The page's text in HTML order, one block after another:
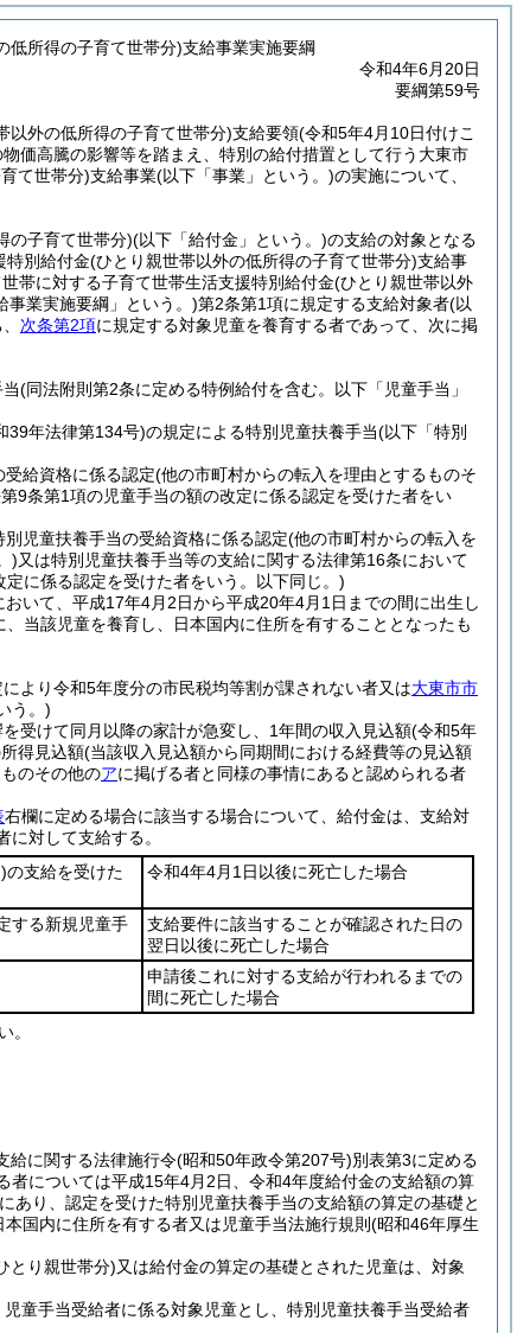
所得の子育て世帯分)支給事業実施要綱
令和4年6月20日
要綱第59号
以外の低所得の子育て世帯分)支給要領(令和5年4月10日付けこ
価高騰の影響等を踏まえ、特別の給付措置として行う大東市
て世帯分)支給事業(以下「事業」という。)の実施について、
の子育て世帯分)(以下「給付金」という。)の支給の対象となる
特別給付金(ひとり親世帯以外の低所得の子育て世帯分)支給事
帯に対する子育て世帯生活支援特別給付金(ひとり親世帯以外
事業実施要綱」という。)第2条第1項に規定する支給対象者(以
次条第2項に規定する対象児童を養育する者であって、次に掲
(同法附則第2条に定める特例給付を含む。以下「児童手当」
39年法律第134号)の規定による特別児童扶養手当(以下「特別
給資格に係る認定(他の市町村からの転入を理由とするものそ
9条第1項の児童手当の額の改定に係る認定を受けた者をい
児童扶養手当の受給資格に係る認定(他の市町村からの転入を
)又は特別児童扶養手当等の支給に関する法律第16条において
に係る認定を受けた者をいう。以下同じ。)
いて、平成17年4月2日から平成20年4月1日までの間に出生し
当該児童を養育し、日本国内に住所を有することとなったも
より令和5年度分の市民税均等割が課されない者又は大東市市
う。)
受けて同月以降の家計が急変し、1年間の収入見込額(令和5年
得見込額(当該収入見込額から同期間における経費等の見込額
のその他のアに掲げる者と同様の事情にあると認められる者
右欄に定める場合に該当する場合について、給付金は、支給対
対して支給する。
の支給を受けた
令和4年4月1日以後に死亡した場合
する新規児童手
支給要件に該当することが確認された日の
翌日以後に死亡した場合
申請後これに対する支給が行われるまでの
間に死亡した場合
。
給に関する法律施行令(昭和50年政令第207号)別表第3に定める
については平成15年4月2日、令和4年度給付金の支給額の算
あり、認定を受けた特別児童扶養手当の支給額の算定の基礎と
本国内に住所を有する者又は児童手当法施行規則 (昭和46年厚生
とり親世帯分)又は給付金の算定の基礎とされた児童は、対象
童手当受給者に係る対象児童とし、特別児童扶養手当受給者